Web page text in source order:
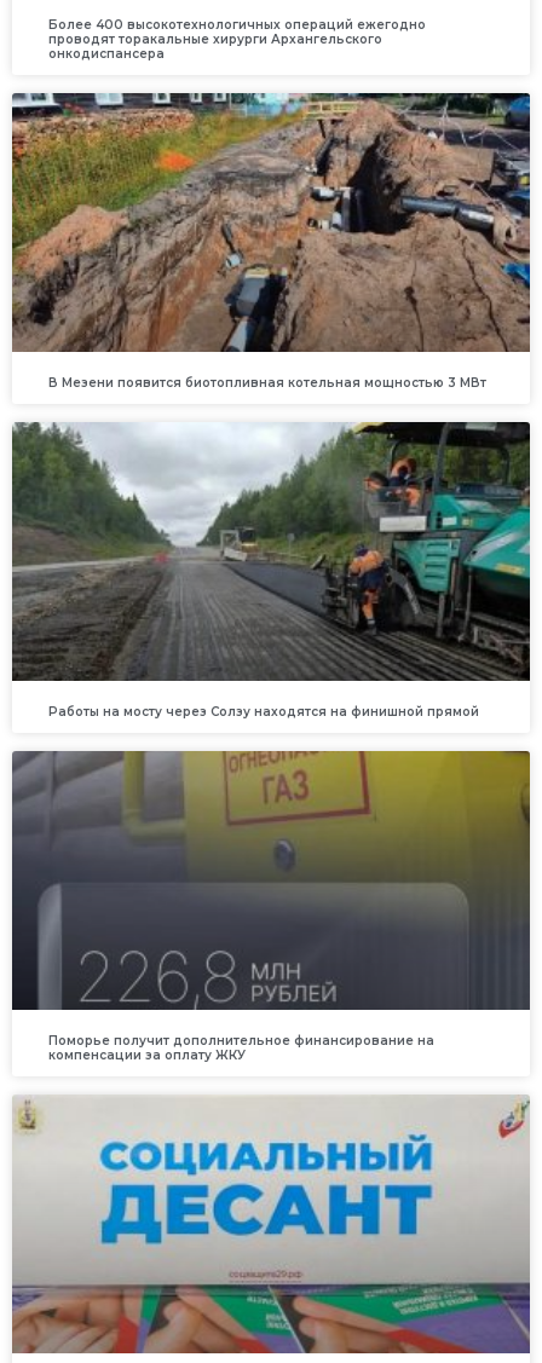
Более 400 высокотехнологичных операций ежегодно
проводят торакальные хирурги Архангельского
онкодиспансера
В Мезени появится биотопливная котельная мощностью 3 МВт
Работы на мосту через Солзу находятся на финишной прямой
Поморье получит дополнительное финансирование на
компенсации за оплату ЖКУ